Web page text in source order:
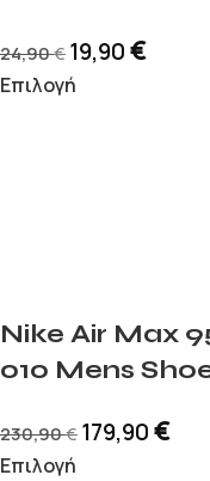
24,90€ 19,90€
Επιλογή
Nike Air Max
010 Mens
230,90€ 179,90€
Επιλογή